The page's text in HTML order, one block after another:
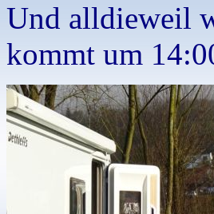
Und alldieweil
kommt um